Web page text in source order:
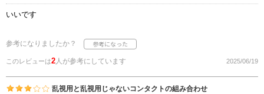
いいです
参考になりましたか？
このレビューは2人が参考にしています 2025/06/19
乱視用と乱視用じゃないコンタクトの組み合わせ